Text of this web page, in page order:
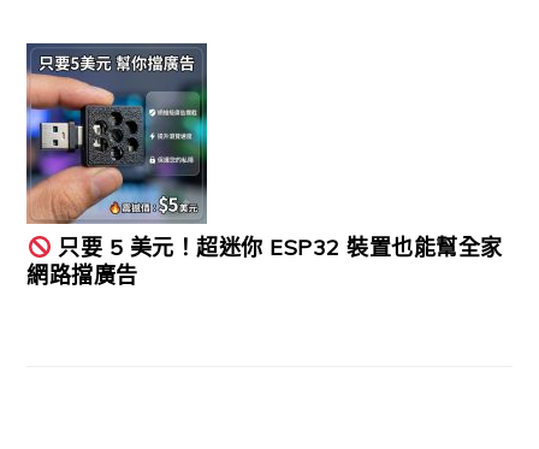
只要 5 美元！超迷你 ESP32 裝置也能幫全家
網路擋廣告